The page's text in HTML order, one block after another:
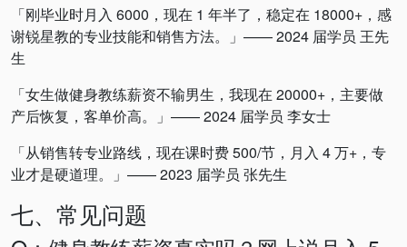
「刚毕业时月入 6000，现在 1 年半了，稳定在 18000+，感
谢锐星教的专业技能和销售方法。」—— 2024 届学员 王先
生
「女生做健身教练薪资不输男生，我现在 20000+，主要做
产后恢复，客单价高。」—— 2024 届学员 李女士
「从销售转专业路线，现在课时费 500/节，月入 4 万+，专
业才是硬道理。」—— 2023 届学员 张先生
七、常见问题